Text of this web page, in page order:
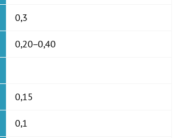
0,3
0,20−0,40
0,15
0,1